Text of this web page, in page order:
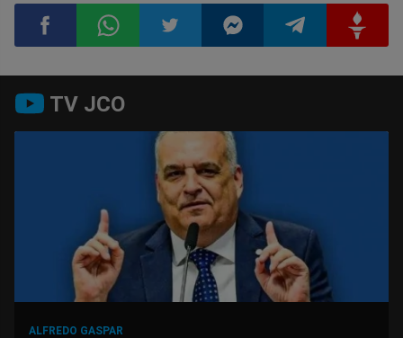
Compartilhar
no
no
Whatsapp
no
Twitter
no
Messenger
no
no
TV JCO
ALFREDO GASPAR